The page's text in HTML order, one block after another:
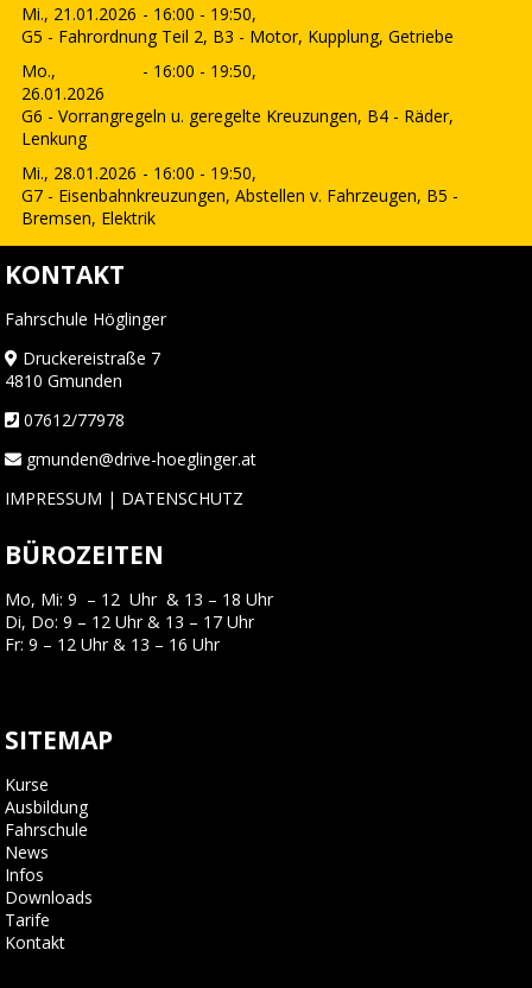
Mi., 21.01.2026 - 16:00 - 19:50,
G5 - Fahrordnung Teil 2, B3 - Motor, Kupplung, Getriebe
Mo.,
26.01.2026
- 16:00 - 19:50,
G6 - Vorrangregeln u. geregelte Kreuzungen, B4 - Räder,
Lenkung
Mi., 28.01.2026 - 16:00 - 19:50,
G7 - Eisenbahnkreuzungen, Abstellen v. Fahrzeugen, B5 -
Bremsen, Elektrik
KONTAKT
Fahrschule Höglinger
Druckereistraße 7
4810 Gmunden
07612/77978
gmunden@drive-hoeglinger.at
IMPRESSUM | DATENSCHUTZ
BÜROZEITEN
Mo, Mi: 9 – 12 Uhr & 13 – 18 Uhr
Di, Do: 9 – 12 Uhr & 13 – 17 Uhr
Fr: 9 – 12 Uhr & 13 – 16 Uhr
SITEMAP
Kurse
Ausbildung
Fahrschule
News
Infos
Downloads
Tarife
Kontakt